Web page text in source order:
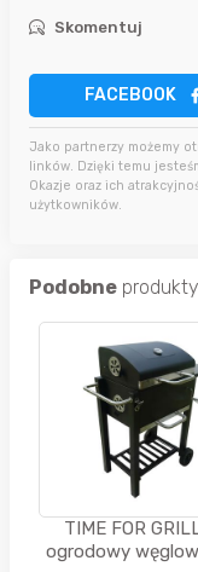
Skomentuj
FACEBOOK
Jako partnerzy możemy
linków. Dzięki temu
Okazje oraz ich
użytkowników.
Podobne produkty
TIME FOR
ogrodowy